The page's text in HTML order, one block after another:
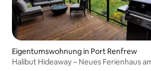
Eigentumswohnung in Port Renfrew
Halibut Hideaway – Neues Ferienhaus